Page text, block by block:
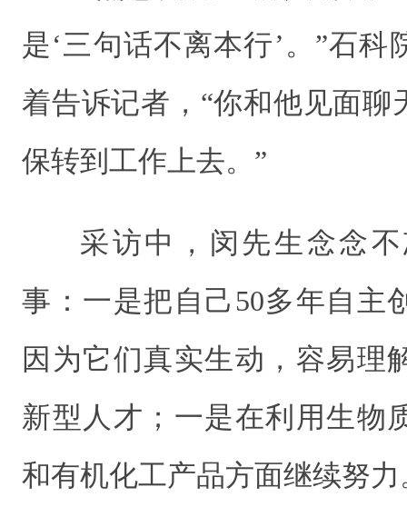
是‘三句话不离本行’。”石
着告诉记者，“你和他见面聊
保转到工作上去。”
采访中，闵先生念念
事：一是把自己50多年自主
因为它们真实生动，容易理
新型人才；一是在利用生物
和有机化工产品方面继续努力